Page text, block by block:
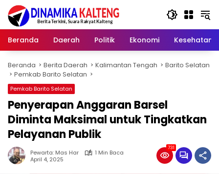
Langsung
konten
Beranda
Daerah Politik Ekonomi Kesehatan
Beranda Berita Daerah Kalimantan Tengah
Barito Selatan
Pemkab Barito Selatan
Pemkab Barito Selatan
Penyerapan Anggaran Barsel
Diminta Maksimal untuk Tingkatkan
Pelayanan Publik
Pewarta: Mas Har
1 Min Baca
April 4, 2025
731